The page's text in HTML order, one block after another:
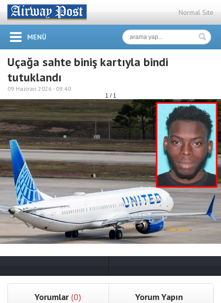
Normal Site
MENÜ
Uçağa sahte biniş kartıyla bindi
tutuklandı
09 Haziran 2026 - 09:40
1 / 1
Yorumlar (0) Yorum Yapın